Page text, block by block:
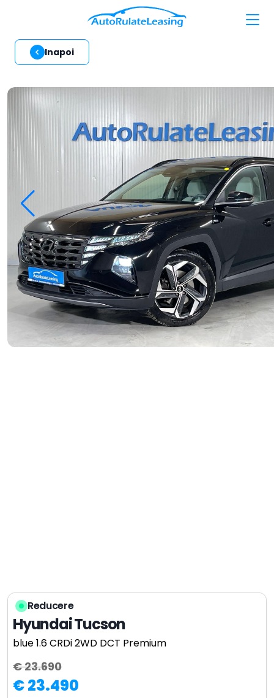
Inapoi
Reducere
Hyundai Tucson
blue 1.6 CRDi 2WD DCT Premium
€ 23.690
€ 23.490